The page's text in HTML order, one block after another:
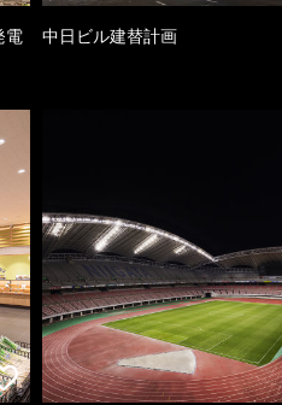
電
中日ビル建替計画